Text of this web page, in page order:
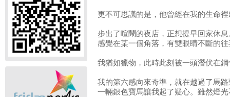
更不可思議的是，他曾經在我的生命
步出了喧鬧的夜店，正想提早回家休
感覺在某一個角落，有雙眼睛不斷的
我猶如獵物，此時此刻被一頭潛伏在
我的第六感向來奇準，就在越過了馬
一輛銀色寶馬讓我起了疑心。雖然燈